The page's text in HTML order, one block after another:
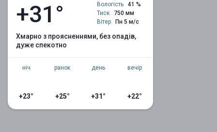
+31° Вологість
41 %
Тиск
750 мм
Вітер
Пн 5 м/с
хмарно з проясненнями, без опадів,
дуже спекотно
ніч
+23°
ранок
+25°
день
+31°
вечір
+22°